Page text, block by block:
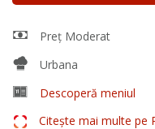
Preț Moderat
Urbana
Descoperă meniul
Citește mai multe pe